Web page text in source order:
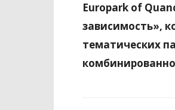
Europark of
зависимость»,
тематических